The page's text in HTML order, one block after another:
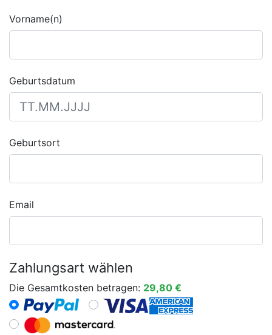
Vorname(n)
Geburtsdatum
Geburtsort
Email
Zahlungsart wählen
Die Gesamtkosten betragen: 29,80 €